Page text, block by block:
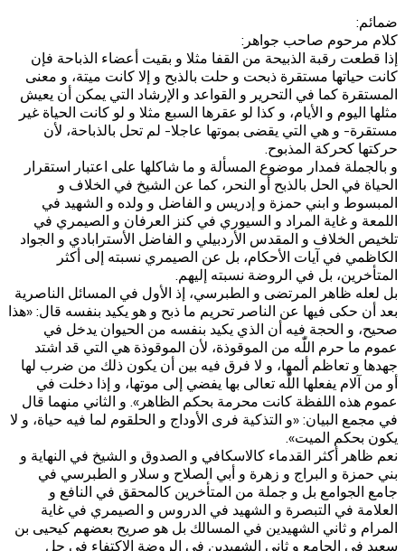
ضمائم:
کلام مرحوم صاحب جواهر:
إذا قطعت رقبة الذبيحة من القفا مثلا و بقيت أعضاء الذباحة فإن
كانت حياتها مستقرة ذبحت و حلت بالذبح و إلا كانت ميتة، و معنى
المستقرة كما في التحرير و القواعد و الإرشاد التي يمكن أن يعيش
مثلها اليوم و الأيام، و كذا لو عقرها السبع مثلا و لو كانت الحياة غير
مستقرة- و هي التي يقضى بموتها عاجلا- لم تحل بالذباحة، لأن
حركتها كحركة المذبوح.
و بالجملة فمدار موضوع المسألة و ما شاكلها على اعتبار استقرار
الحياة في الحل بالذبح أو النحر، كما عن الشيخ في الخلاف و
المبسوط و ابني حمزة و إدريس و الفاضل و ولده و الشهيد في
اللمعة و غاية المراد و السيوري في كنز العرفان و الصيمري في
تلخيص الخلاف و المقدس الأردبيلي و الفاضل الأسترابادي و الجواد
الكاظمي في آيات الأحكام، بل عن الصيمري نسبته إلى أكثر
المتأخرين، بل في الروضة نسبته إليهم.
بل لعله ظاهر المرتضى و الطبرسي، إذ الأول في المسائل الناصرية
بعد أن حكى فيها عن الناصر تحريم ما ذبح و هو يكيد بنفسه قال: «هذا
صحيح، و الحجة فيه أن الذي يكيد بنفسه من الحيوان يدخل في
عموم ما حرم اللّٰه من الموقوذة، لأن الموقوذة هي التي قد اشتد
جهدها و تعاظم ألمها، و لا فرق فيه بين أن يكون ذلك من ضرب لها
أو من آلام يفعلها اللّٰه تعالى بها يفضي إلى موتها، و إذا دخلت في
عموم هذه اللفظة كانت محرمة بحكم الظاهر». و الثاني منهما قال
في مجمع البيان: «و التذكية فرى الأوداج و الحلقوم لما فيه حياة، و لا
يكون بحكم الميت».
نعم ظاهر أكثر القدماء كالاسكافي و الصدوق و الشيخ في النهاية و
بني حمزة و البراج و زهرة و أبي الصلاح و سلار و الطبرسي في
جامع الجوامع بل و جملة من المتأخرين كالمحقق في النافع و
العلامة في التبصرة و الشهيد في الدروس و الصيمري في غاية
المرام و ثاني الشهيدين في المسالك بل هو صريح بعضهم كيحيى بن
سعيد في الجامع و ثاني الشهيدين في الروضة الاكتفاء في حل